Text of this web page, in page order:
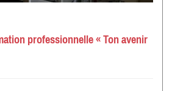
professionnelle « Ton avenir